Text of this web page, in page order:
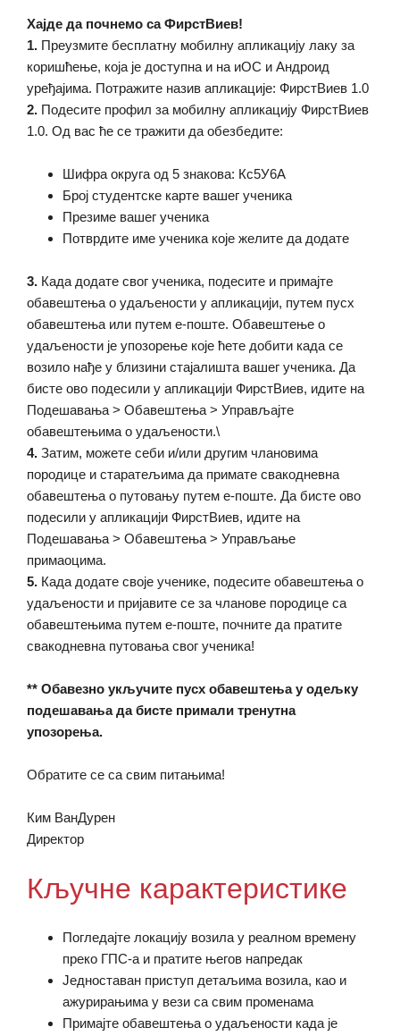
Хајде да почнемо са ФирстВиев!
1. Преузмите бесплатну мобилну апликацију лаку за
коришћење, која је доступна и на иОС и Андроид
уређајима. Потражите назив апликације: ФирстВиев 1.0
2. Подесите профил за мобилну апликацију ФирстВиев
1.0. Од вас ће се тражити да обезбедите:
Шифра округа од 5 знакова: Кс5У6А
Број студентске карте вашег ученика
Презиме вашег ученика
Потврдите име ученика које желите да додате
3. Када додате свог ученика, подесите и примајте
обавештења о удаљености у апликацији, путем пусх
обавештења или путем е-поште. Обавештење о
удаљености је упозорење које ћете добити када се
возило нађе у близини стајалишта вашег ученика. Да
бисте ово подесили у апликацији ФирстВиев, идите на
Подешавања > Обавештења > Управљајте
обавештењима о удаљености.\
4. Затим, можете себи и/или другим члановима
породице и старатељима да примате свакодневна
обавештења о путовању путем е-поште. Да бисте ово
подесили у апликацији ФирстВиев, идите на
Подешавања > Обавештења > Управљање
примаоцима.
5. Када додате своје ученике, подесите обавештења о
удаљености и пријавите се за чланове породице са
обавештењима путем е-поште, почните да пратите
свакодневна путовања свог ученика!
** Обавезно укључите пусх обавештења у одељку
подешавања да бисте примали тренутна
упозорења.
Обратите се са свим питањима!
Ким ВанДурен
Директор
Кључне карактеристике
Погледајте локацију возила у реалном времену
преко ГПС-а и пратите његов напредак
Једноставан приступ детаљима возила, као и
ажурирањима у вези са свим променама
Примајте обавештења о удаљености када је